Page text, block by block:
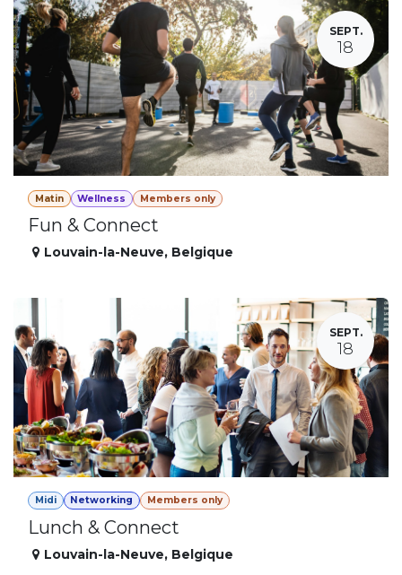
SEPT.
18
Matin Wellness Members only
Fun & Connect
Louvain-la-Neuve, Belgique
SEPT.
18
Midi Networking Members only
Lunch & Connect
Louvain-la-Neuve, Belgique